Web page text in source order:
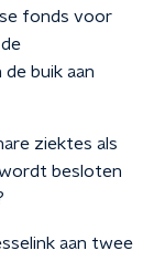
fonds voor
buik aan
ziektes als
besloten
aan twee